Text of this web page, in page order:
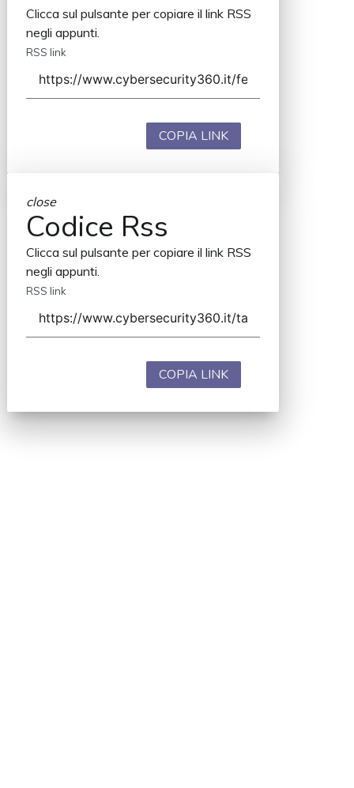
Clicca sul pulsante per copiare il link RSS
negli appunti.
RSS link
COPIA LINK
close
Codice Rss
Clicca sul pulsante per copiare il link RSS
negli appunti.
RSS link
COPIA LINK